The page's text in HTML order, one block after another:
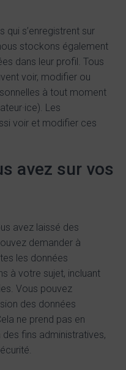
qui s’enregistrent sur
stockons également
dans leur profil. Tous
voir, modifier ou
à tout moment
Les
voir et modifier ces
avez sur vos
avez laissé des
demander à
les données
à votre sujet, incluant
Vous pouvez
des données
ne prend pas en
fins administratives,